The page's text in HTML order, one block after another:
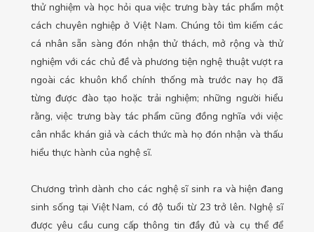
thử nghiệm và học hỏi qua việc trưng bày tác phẩm một
cách chuyên nghiệp ởViệt Nam. Chúng tôi tìm kiếm các
cá nhân sẵn sàng đón nhận thử thách, mở rộng và thử
nghiệm với các chủ đề và phương tiện nghệ thuật vượt ra
ngoài các khuôn khổ chính thống mà trước nay họ đã
từng được đào tạo hoặc trải nghiệm; những người hiểu
rằng, việc trưng bày tác phẩm cũng đồng nghĩa với việc
cân nhắc khán giả và cách thức mà họ đón nhận và thấu
hiểu thực hành của nghệ sĩ.
Chương trình dành cho các nghệ sĩ sinh ra và hiện đang
sinh sống tại Việt Nam, có độ tuổi từ 23 trở lên. Nghệ sĩ
được yêu cầu cung cấp thông tin đầy đủ và cụ thể để